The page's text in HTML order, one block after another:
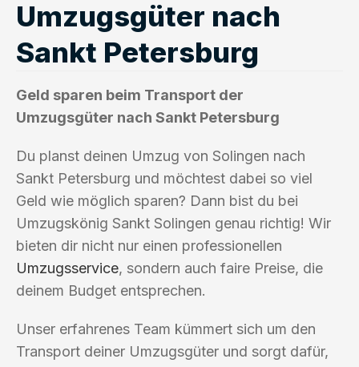
Umzugsgüter nach
Sankt Petersburg
Geld sparen beim Transport der
Umzugsgüter nach Sankt Petersburg
Du planst deinen Umzug von Solingen nach
Sankt Petersburg und möchtest dabei so viel
Geld wie möglich sparen? Dann bist du bei
Umzugskönig Sankt Solingen genau richtig! Wir
bieten dir nicht nur einen professionellen
Umzugsservice, sondern auch faire Preise, die
deinem Budget entsprechen.
Unser erfahrenes Team kümmert sich um den
Transport deiner Umzugsgüter und sorgt dafür,